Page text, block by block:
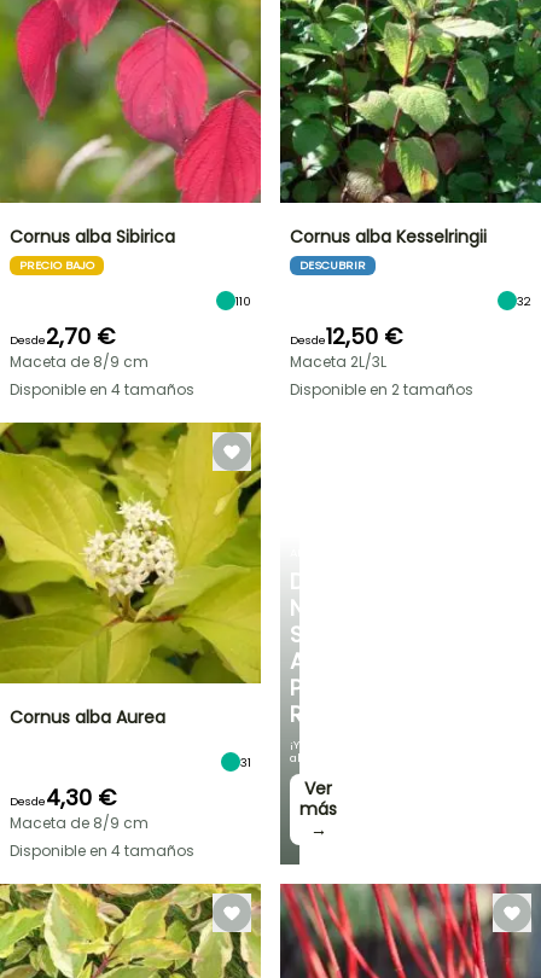
DESCUBRE
NUESTRA
SELECCIÓN
A
PRECIOS
REDUCIDOS
¡Y
ahorra!
Ver
más
→
Cornus alba Sibirica
PRECIO BAJO
110
Desde2,70 €
Maceta de 8/9 cm
Disponible en 4 tamaños
Cornus alba Kesselringii
DESCUBRIR
32
Desde12,50 €
Maceta 2L/3L
Disponible en 2 tamaños
Cornus alba Aurea
31
Desde4,30 €
Maceta de 8/9 cm
Disponible en 4 tamaños